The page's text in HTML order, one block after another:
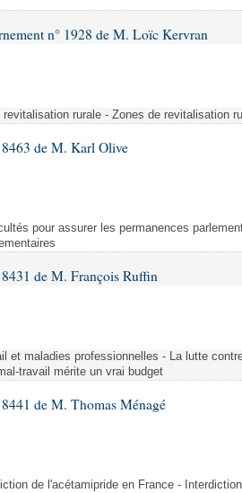
des lois
n° 1928 de M. Loïc Kervran
revitalisation rurale - Zones de revitalisation
de M. Karl Olive
pour assurer les permanences
de M. François Ruffin
et maladies professionnelles - La lutte
travail mérite un vrai budget
de M. Thomas Ménagé
de l'acétamipride en France -